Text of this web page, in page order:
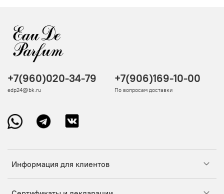
Информация для клиентов
+7(960)020-34-79
edp24@bk.ru
+7(906)169-10-00
По вопросам доставки